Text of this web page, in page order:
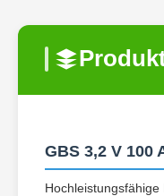
GBS 3,2 V 100